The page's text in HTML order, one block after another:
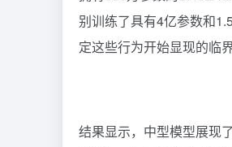
别训练了具有4亿参数和
定这些行为开始显现的临界
结果显示，中型模型展现